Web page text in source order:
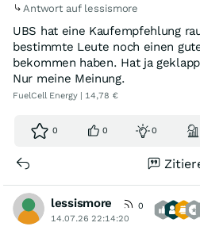
Antwort auf lessismore
UBS hat eine Kaufempfehlung
bestimmte Leute noch einen
bekommen haben. Hat ja
Nur meine Meinung.
FuelCell Energy | 14,78 €
0 0 0
lessismore
0
14.07.26 22:14:20